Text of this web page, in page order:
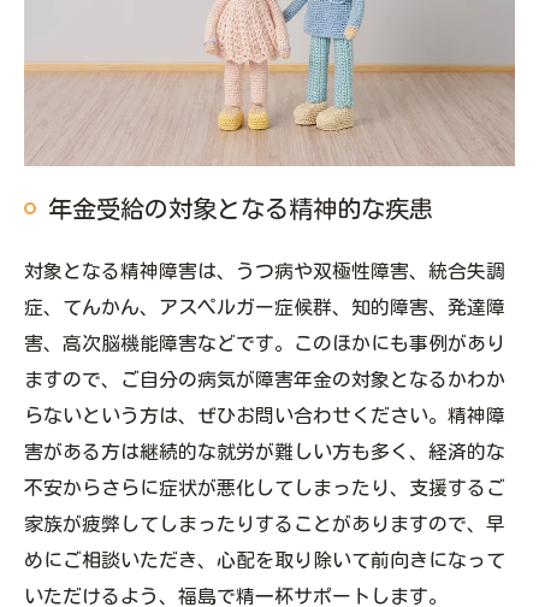
年金受給の対象となる精神的な疾患
対象となる精神障害は、うつ病や双極性障害、統合失調
症、てんかん、アスペルガー症候群、知的障害、発達障
害、高次脳機能障害などです。このほかにも事例があり
ますので、ご自分の病気が障害年金の対象となるかわか
らないという方は、ぜひお問い合わせください。精神障
害がある方は継続的な就労が難しい方も多く、経済的な
不安からさらに症状が悪化してしまったり、支援するご
家族が疲弊してしまったりすることがありますので、早
めにご相談いただき、心配を取り除いて前向きになって
いただけるよう、福島で精一杯サポートします。